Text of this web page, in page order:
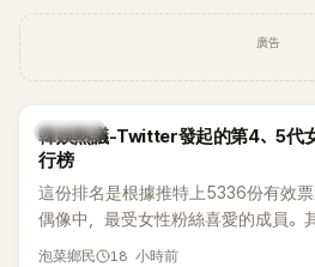
廣告
熱議討論
韓娛熱議-Twitter發起的第4、5代女
行榜
這份排名是根據推特上5336份有效
偶像中，最受女性粉絲喜愛的成員。
員包攬了前三名，展現了她們在女性
泡菜鄉民 18 小時前